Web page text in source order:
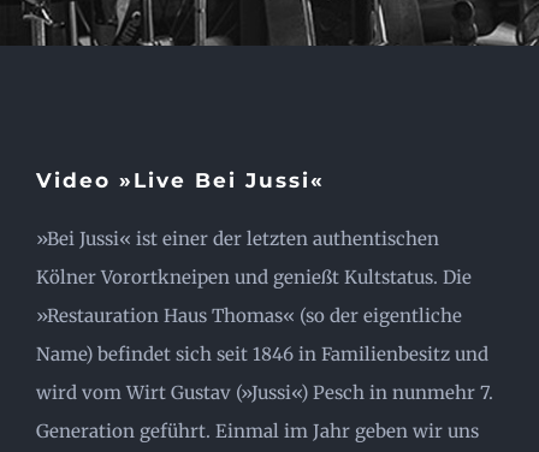
Video »Live Bei Jussi«
»Bei Jussi« ist einer der letzten authentischen
Kölner Vorortkneipen und genießt Kultstatus. Die
»Restauration Haus Thomas« (so der eigentliche
Name) befindet sich seit 1846 in Familienbesitz und
wird vom Wirt Gustav (»Jussi«) Pesch in nunmehr 7.
Generation geführt. Einmal im Jahr geben wir uns